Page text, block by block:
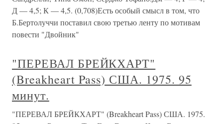
Д — 4,5; К — 4,5. (0,708)Есть особый смысл в том, что
Б.Бертолуччи поставил свою третью ленту по мотивам
повести "Двойник"
"ПЕРЕВАЛ БРЕЙКХАРТ"
(Breakheart Pass) США. 1975. 95
минут.
"ПЕРЕВАЛ БРЕЙКХАРТ" (Breakheart Pass) США. 1975.